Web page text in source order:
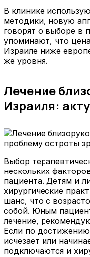
В клинике
методики, новую
говорят о выборе в
упоминают, что
Израиле ниже
же уровня.
Лечение
Израиля:
Выбор
нескольких
пациента. Детям и
хирургические
шанс, что с
собой. Юным
лечение,
Если по
исчезает или
подключаются и